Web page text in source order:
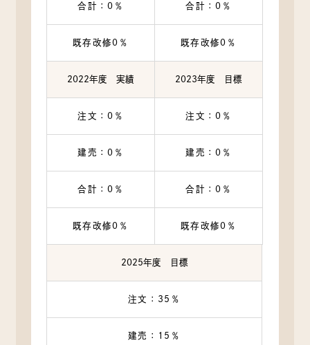
合計：0％ 合計：0％
既存改修0％ 既存改修0％
2022年度 実績 2023年度 目標
注文：0％ 注文：0％
建売：0％ 建売：0％
合計：0％ 合計：0％
既存改修0％ 既存改修0％
2025年度 目標
注文：35％
建売：15％